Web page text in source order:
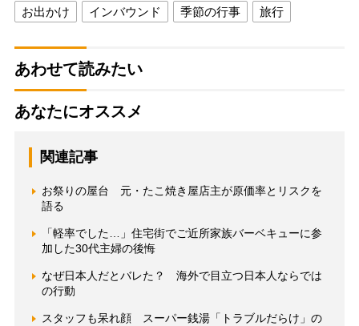
お出かけ インバウンド 季節の行事 旅行
あわせて読みたい
あなたにオススメ
関連記事
お祭りの屋台 元・たこ焼き屋店主が原価率とリスクを
語る
「軽率でした…」住宅街でご近所家族バーベキューに参
加した30代主婦の後悔
なぜ日本人だとバレた？ 海外で目立つ日本人ならでは
の行動
スタッフも呆れ顔 スーパー銭湯「トラブルだらけ」の